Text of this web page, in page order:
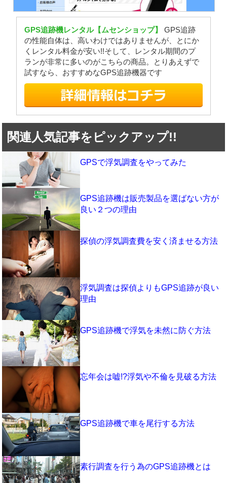
GPS追跡機レンタル【ムセンショップ】
GPS追跡
の性能自体は、高いわけではありませんが、とにか
くレンタル料金が安い!!そして、レンタル期間のプ
ランが非常に多いのがこちらの商品。とりあえずで
試すなら、おすすめなGPS追跡機器です
関連人気記事をピックアップ!!
GPSで浮気調査をやってみた
GPS追跡機は販売製品を選ばない方が
良い２つの理由
探偵の浮気調査費を安く済ませる方法
浮気調査は探偵よりもGPS追跡が良い
理由
GPS追跡機で浮気を未然に防ぐ方法
忘年会は嘘!?浮気や不倫を見破る方法
GPS追跡機で車を尾行する方法
素行調査を行う為のGPS追跡機とは